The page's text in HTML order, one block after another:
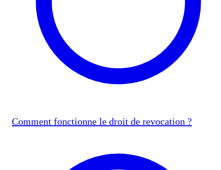
Comment fonctionne le droit de revocation ?